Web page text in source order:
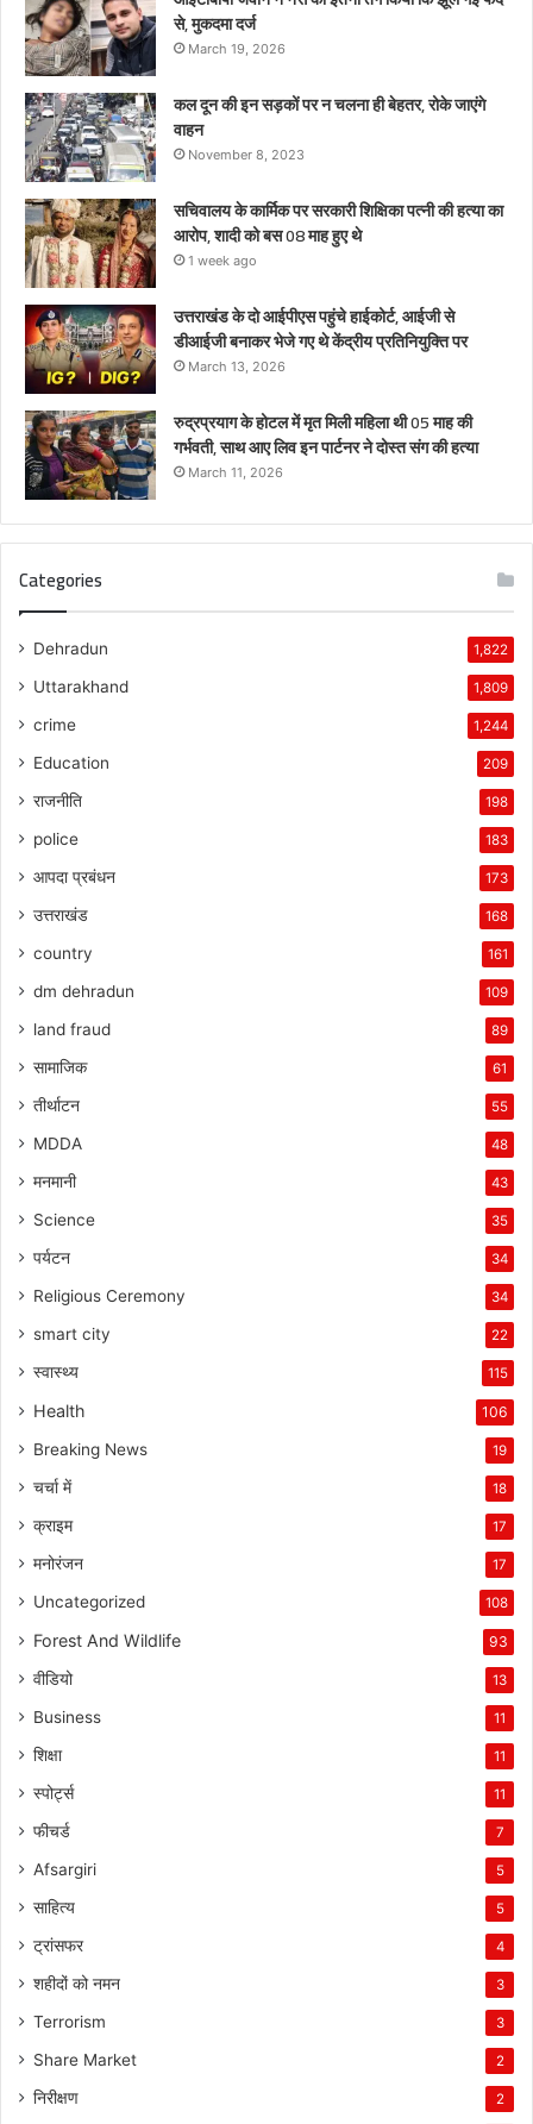
से, मुकदमा दर्ज
March 19, 2026
कल दून की इन सड़कों पर न चलना ही बेहतर, रोके जाएंगे
वाहन
November 8, 2023
सचिवालय के कार्मिक पर सरकारी शिक्षिका पत्नी की हत्या का
आरोप, शादी को बस 08 माह हुए थे
1 week ago
उत्तराखंड के दो आईपीएस पहुंचे हाईकोर्ट, आईजी से
डीआईजी बनाकर भेजे गए थे केंद्रीय प्रतिनियुक्ति पर
March 13, 2026
रुद्रप्रयाग के होटल में मृत मिली महिला थी 05 माह की
गर्भवती, साथ आए लिव इन पार्टनर ने दोस्त संग की हत्या
March 11, 2026
Categories
Dehradun 1,822
Uttarakhand 1,809
crime 1,244
Education 209
राजनीति 198
police 183
आपदा प्रबंधन 173
उत्तराखंड 168
country 161
dm dehradun 109
land fraud 89
सामाजिक 61
तीर्थाटन 55
MDDA 48
मनमानी 43
Science 35
पर्यटन 34
Religious Ceremony 34
smart city 22
स्वास्थ्य 115
Health 106
Breaking News 19
चर्चा में 18
क्राइम 17
मनोरंजन 17
Uncategorized 108
Forest And Wildlife 93
वीडियो 13
Business 11
शिक्षा 11
स्पोर्ट्स 11
फीचर्ड 7
Afsargiri 5
साहित्य 5
ट्रांसफर 4
शहीदों को नमन 3
Terrorism 3
Share Market 2
निरीक्षण 2